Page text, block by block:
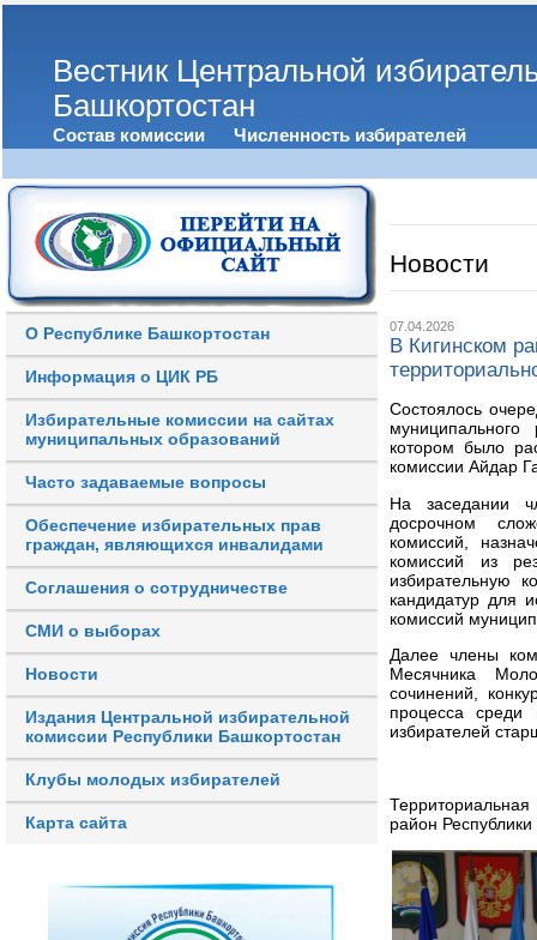
Вестник Центральной
Башкортостан
Состав комиссии Численность избирателей
О Республике Башкортостан
Информация о ЦИК РБ
Избирательные комиссии на сайтах
муниципальных образований
Часто задаваемые вопросы
Обеспечение избирательных прав
граждан, являющихся инвалидами
Соглашения о сотрудничестве
СМИ о выборах
Новости
Издания Центральной избирательной
комиссии Республики Башкортостан
Клубы молодых избирателей
Карта сайта
Новости
07.04.2026
В Кигинском
Состоялось
котором было
комиссии Айдар
На заседании
досрочном
комиссий,
комиссий из
избирательную
кандидатур для
комиссий
Далее члены
Месячника
сочинений,
процесса среди
избирателей
Территориальная
район